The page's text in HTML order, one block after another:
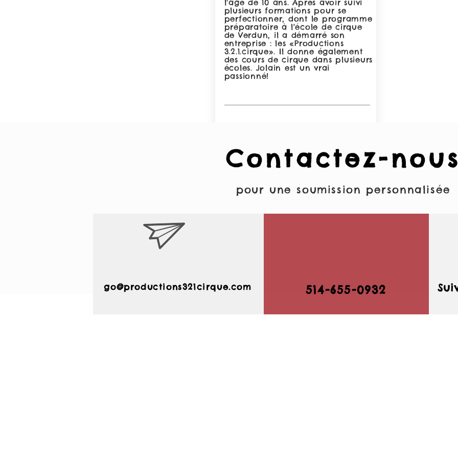
l'âge de 10 ans. Après avoir suivi
plusieurs formations pour se
perfectionner, dont le programme
préparatoire à l'école de cirque
de Verdun, il a démarré son
entreprise : les «Productions
3.2.1.cirque». Il donne également
des cours de cirque dans plusieurs
écoles. Jolain est un vrai
passionné!
Contactez-
pour une soumission personnalisée
go@productions321cirque.com 514-655-0932